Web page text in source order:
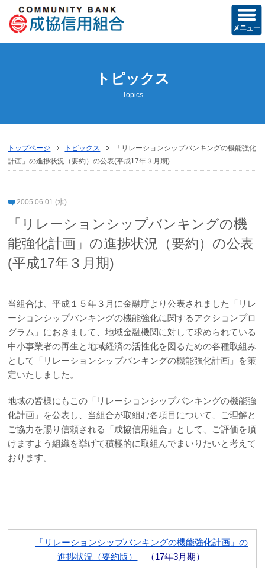
当組合の概要
成協友の会活動記録
金融円滑化への取組み
採用情報
成協ビジネスバンキングサービス
でんさいネット
ローンシミュレーション
金融商品に係る勧誘方針
個人情報保護方針
トピックス
Topics
トップページ トピックス
「リレーションシップバンキングの機能強化
計画」の進捗状況（要約）の公表(平成17年３月期)
2005.06.01 (水)
「リレーションシップバンキングの機
能強化計画」の進捗状況（要約）の公表
(平成17年３月期)
当組合は、平成１５年３月に金融庁より公表されました「リレ
ーションシップバンキングの機能強化に関するアクションプロ
グラム」におきまして、地域金融機関に対して求められている
中小事業者の再生と地域経済の活性化を図るための各種取組み
として「リレーションシップバンキングの機能強化計画」を策
定いたしました。
地域の皆様にもこの「リレーションシップバンキングの機能強
化計画」を公表し、当組合が取組む各項目について、ご理解と
ご協力を賜り信頼される「成協信用組合」として、ご評価を頂
けますよう組織を挙げて積極的に取組んでまいりたいと考えて
おります。
「リレーションシップバンキングの機能強化計画」の
進捗状況（要約版）
（17年3月期）